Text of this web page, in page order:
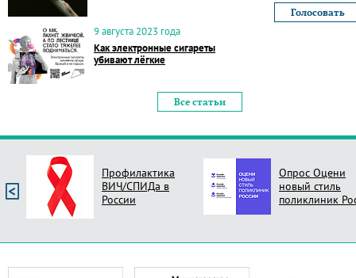
9 августа 2023 года
Как электронные сигареты
убивают лёгкие
Все статьи
Профилактика
ВИЧ/СПИДа в
России
Опрос Оцени
новый стиль
поликлиник